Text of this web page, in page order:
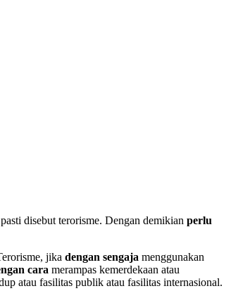
disebut terorisme. Dengan demikian perlu
jika dengan sengaja menggunakan
cara merampas kemerdekaan atau
atau fasilitas publik atau fasilitas internasional.